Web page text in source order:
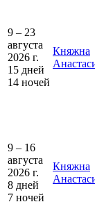
9 – 23
августа
2026 г.
15 дней
14 ночей
Княжна
9 – 16
августа
2026 г.
8 дней
7 ночей
Княжна